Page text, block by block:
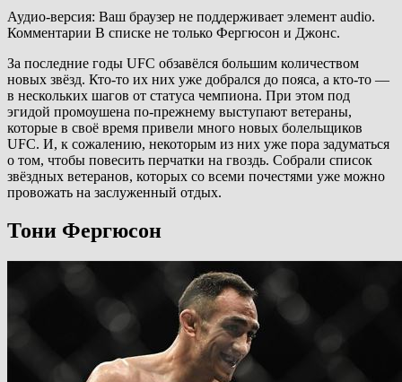
Аудио-версия: Ваш браузер не поддерживает элемент audio.
Комментарии В списке не только Фергюсон и Джонс.
За последние годы UFC обзавёлся большим количеством
новых звёзд. Кто-то их них уже добрался до пояса, а кто-то —
в нескольких шагов от статуса чемпиона. При этом под
эгидой промоушена по-прежнему выступают ветераны,
которые в своё время привели много новых болельщиков
UFC. И, к сожалению, некоторым из них уже пора задуматься
о том, чтобы повесить перчатки на гвоздь. Собрали список
звёздных ветеранов, которых со всеми почестями уже можно
провожать на заслуженный отдых.
Тони Фергюсон